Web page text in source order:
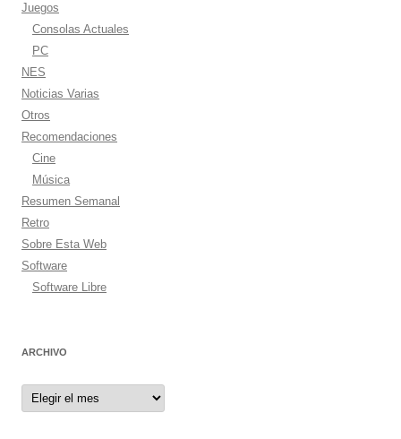
Juegos
Consolas Actuales
PC
NES
Noticias Varias
Otros
Recomendaciones
Cine
Música
Resumen Semanal
Retro
Sobre Esta Web
Software
Software Libre
ARCHIVO
Archivo